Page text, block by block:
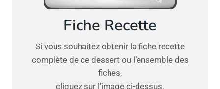
Fiche Recette
Si vous souhaitez obtenir la fiche recette
complète de ce dessert ou l’ensemble des
fiches,
cliquez sur l’image ci-dessus.